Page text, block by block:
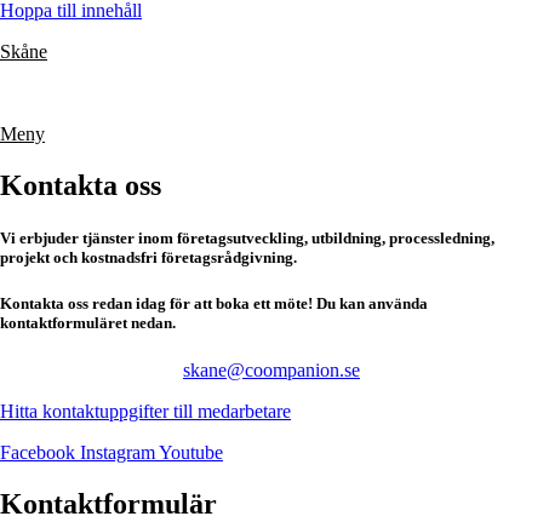
Hoppa till innehåll
Skåne
Meny
Kontakta oss
Vi erbjuder tjänster inom företagsutveckling, utbildning, processledning,
projekt och kostnadsfri företagsrådgivning.
Kontakta oss redan idag för att boka ett möte! Du kan använda
kontaktformuläret nedan.
skane@coompanion.se
Hitta kontaktuppgifter till medarbetare
Facebook InstagramYoutube
Kontaktformulär